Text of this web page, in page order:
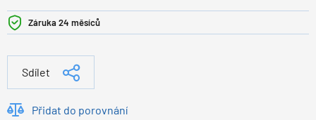
Záruka 24 měsíců
Sdílet
Přidat do porovnání